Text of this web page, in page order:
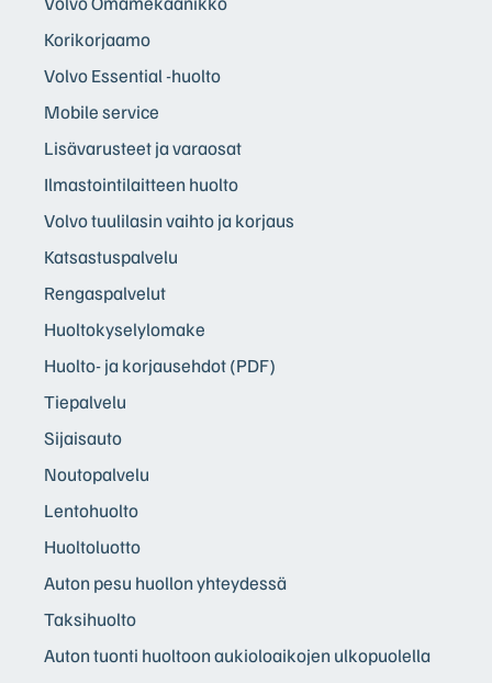
Korikorjaamo
Volvo Essential -huolto
Mobile service
Lisävarusteet ja varaosat
Ilmastointilaitteen huolto
Volvo tuulilasin vaihto ja korjaus
Katsastuspalvelu
Rengaspalvelut
Huoltokyselylomake
Huolto- ja korjausehdot (PDF)
Tiepalvelu
Sijaisauto
Noutopalvelu
Lentohuolto
Huoltoluotto
Auton pesu huollon yhteydessä
Taksihuolto
Auton tuonti huoltoon aukioloaikojen ulkopuolella